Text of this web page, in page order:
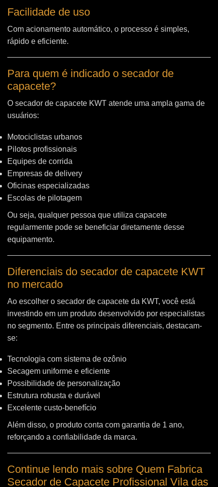
Facilidade de uso
Com acionamento automático, o processo é simples,
rápido e eficiente.
Para quem é indicado o secador de
capacete?
O secador de capacete KWT atende uma ampla gama de
usuários:
Motociclistas urbanos
Pilotos profissionais
Equipes de corrida
Empresas de delivery
Oficinas especializadas
Escolas de pilotagem
Ou seja, qualquer pessoa que utiliza capacete
regularmente pode se beneficiar diretamente desse
equipamento.
Diferenciais do secador de capacete KWT
no mercado
Ao escolher o secador de capacete da KWT, você está
investindo em um produto desenvolvido por especialistas
no segmento. Entre os principais diferenciais, destacam-
se:
Tecnologia com sistema de ozônio
Secagem uniforme e eficiente
Possibilidade de personalização
Estrutura robusta e durável
Excelente custo-benefício
Além disso, o produto conta com garantia de 1 ano,
reforçando a confiabilidade da marca.
Continue lendo mais sobre Quem Fabrica
Secador de Capacete Profissional Vila das